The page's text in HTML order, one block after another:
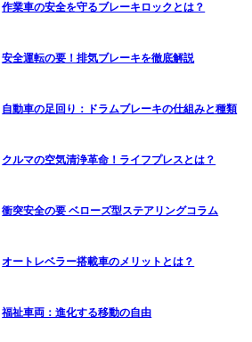
作業車の安全を守るブレーキロックとは？
安全運転の要！排気ブレーキを徹底解説
自動車の足回り：ドラムブレーキの仕組みと種類
クルマの空気清浄革命！ライフプレスとは？
衝突安全の要 ベローズ型ステアリングコラム
オートレベラー搭載車のメリットとは？
福祉車両：進化する移動の自由